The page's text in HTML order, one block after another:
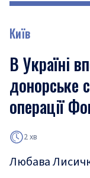
Київ
В Україні
донорське
операції
2 хв
Любава